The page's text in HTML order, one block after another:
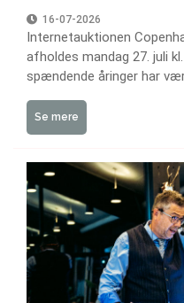
16-07-2026
Internetauktionen
afholdes mandag 27. juli
spændende åringer har
Se mere